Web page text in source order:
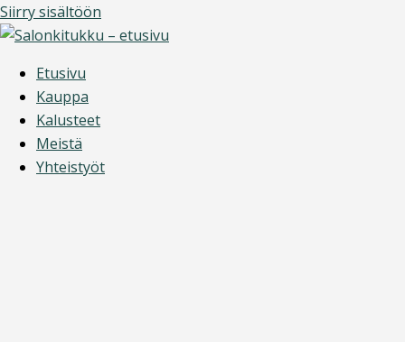
Siirry sisältöön
Etusivu
Kauppa
Kalusteet
Meistä
Yhteistyöt